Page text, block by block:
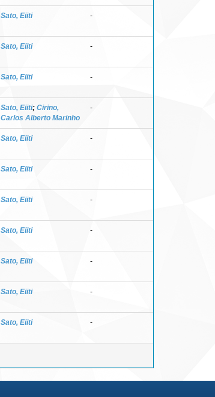
Sato, Eiiti -
Sato, Eiiti -
Sato, Eiiti -
Sato, Eiiti; Cirino,
Carlos Alberto Marinho
-
Sato, Eiiti -
Sato, Eiiti -
Sato, Eiiti -
Sato, Eiiti -
Sato, Eiiti -
Sato, Eiiti -
Sato, Eiiti -